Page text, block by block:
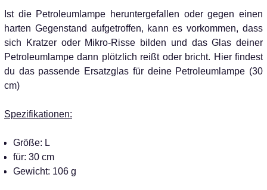
Ist die Petroleumlampe heruntergefallen oder gegen einen
harten Gegenstand aufgetroffen, kann es vorkommen, dass
sich Kratzer oder Mikro-Risse bilden und das Glas deiner
Petroleumlampe dann plötzlich reißt oder bricht. Hier findest
du das passende Ersatzglas für deine Petroleumlampe (30
cm)
Spezifikationen:
Größe: L
für: 30 cm
Gewicht: 106 g